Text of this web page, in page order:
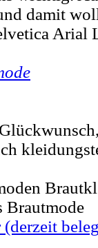
damit
Arial
Brautmode